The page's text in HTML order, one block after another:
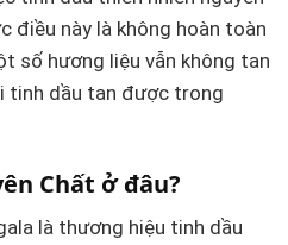
điều này là không hoàn toàn
số hương liệu vẫn không tan
tinh dầu tan được trong
Chất ở đâu?
là thương hiệu tinh dầu